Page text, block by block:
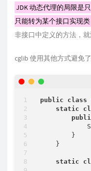
JDK 动态代理的局限是
只能转为某个接口实现类
非接口中定义的方法，就
cglib 使用其他方式避免
public class
static
        }
    }
static